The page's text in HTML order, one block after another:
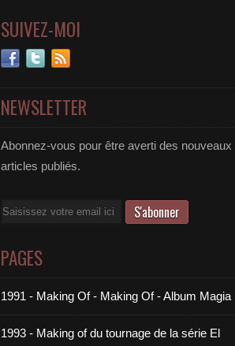
SUIVEZ-MOI
NEWSLETTER
Abonnez-vous pour être averti des nouveaux
articles publiés.
Email
PAGES
1991 - Making Of - Making Of - Album Magia
1993 - Making of du tournage de la série El